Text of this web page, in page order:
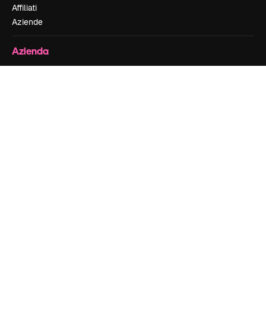
Affiliati
Aziende
Azienda
Prezzi